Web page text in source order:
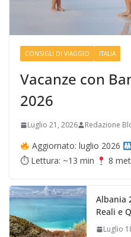
CONSIGLI DI VIAGGIO ITALIA
Vacanze con
2026
Luglio 21, 2026 Redazione
Aggiornato: luglio 2026
⏱ Lettura: ~13 min
8
Albania
Reali e
Luglio